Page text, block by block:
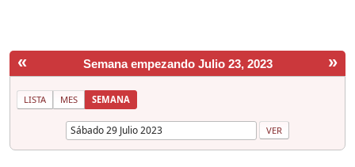
« »
Semana empezando Julio 23, 2023
LISTA MES SEMANA